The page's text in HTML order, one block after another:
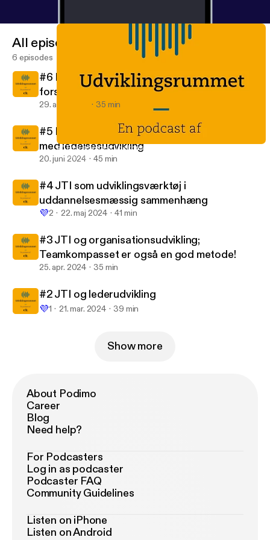
#5 Den selvstændige konsulents arbejde med ledelsesudvikling
Udviklingsrummet
All episodes
6 episodes
#6 HR-partnerens arbejde med JTI i
forsikringsbranchen
29. aug. 2024 35 min
#5 Den selvstændige konsulents arbejde
med ledelsesudvikling
20. juni 2024 45 min
#4 JTI som udviklingsværktøj i
uddannelsesmæssig sammenhæng
💜2 22. maj 2024 41 min
#3 JTI og organisationsudvikling;
Teamkompasset er også en god metode!
25. apr. 2024 35 min
#2 JTI og lederudvikling
💜1 21. mar. 2024 39 min
Show more
About Podimo
Career
Blog
Need help?
For Podcasters
Log in as podcaster
Podcaster FAQ
Community Guidelines
Listen on iPhone
Listen on Android